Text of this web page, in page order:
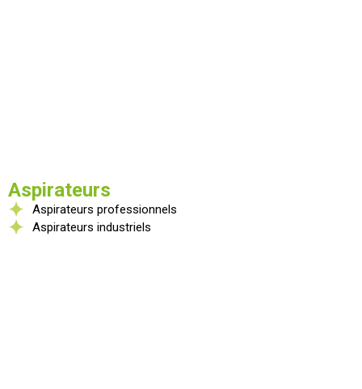
Aspirateurs
Aspirateurs professionnels
Aspirateurs industriels